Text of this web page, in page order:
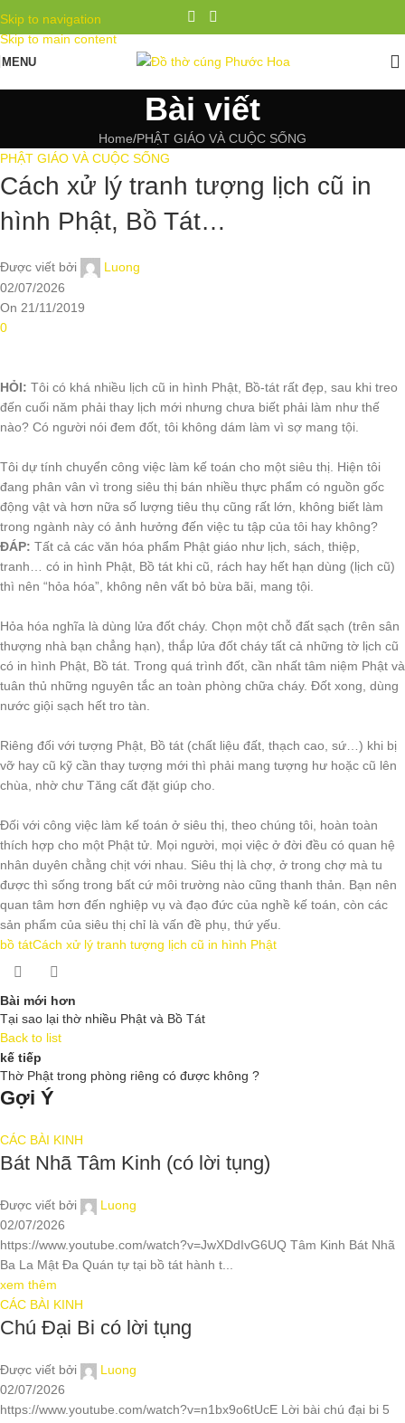
Skip to navigation
Skip to main content
MENU
Bài viết
Home PHẬT GIÁO VÀ CUỘC SỐNG
PHẬT GIÁO VÀ CUỘC SỐNG
Cách xử lý tranh tượng lịch cũ in
hình Phật, Bồ Tát…
Được viết bởi
Luong
02/07/2026
On 21/11/2019
0
HỎI: Tôi có khá nhiều lịch cũ in hình Phật, Bồ-tát rất đẹp, sau khi treo
đến cuối năm phải thay lịch mới nhưng chưa biết phải làm như thế
nào? Có người nói đem đốt, tôi không dám làm vì sợ mang tội.
Tôi dự tính chuyển công việc làm kế toán cho một siêu thị. Hiện tôi
đang phân vân vì trong siêu thị bán nhiều thực phẩm có nguồn gốc
động vật và hơn nữa số lượng tiêu thụ cũng rất lớn, không biết làm
trong ngành này có ảnh hưởng đến việc tu tập của tôi hay không?
ĐÁP: Tất cả các văn hóa phẩm Phật giáo như lịch, sách, thiệp,
tranh… có in hình Phật, Bồ tát khi cũ, rách hay hết hạn dùng (lịch cũ)
thì nên “hỏa hóa”, không nên vất bỏ bừa bãi, mang tội.
Hỏa hóa nghĩa là dùng lửa đốt cháy. Chọn một chỗ đất sạch (trên sân
thượng nhà bạn chẳng hạn), thắp lửa đốt cháy tất cả những tờ lịch cũ
có in hình Phật, Bồ tát. Trong quá trình đốt, cần nhất tâm niệm Phật và
tuân thủ những nguyên tắc an toàn phòng chữa cháy. Đốt xong, dùng
nước giội sạch hết tro tàn.
Riêng đối với tượng Phật, Bồ tát (chất liệu đất, thạch cao, sứ…) khi bị
vỡ hay cũ kỹ cần thay tượng mới thì phải mang tượng hư hoặc cũ lên
chùa, nhờ chư Tăng cất đặt giúp cho.
Đối với công việc làm kế toán ở siêu thị, theo chúng tôi, hoàn toàn
thích hợp cho một Phật tử. Mọi người, mọi việc ở đời đều có quan hệ
nhân duyên chằng chịt với nhau. Siêu thị là chợ, ở trong chợ mà tu
được thì sống trong bất cứ môi trường nào cũng thanh thản. Bạn nên
quan tâm hơn đến nghiệp vụ và đạo đức của nghề kế toán, còn các
sản phẩm của siêu thị chỉ là vấn đề phụ, thứ yếu.
bồ tátCách xử lý tranh tượng lịch cũ in hình Phật
Bài mới hơn
Tại sao lại thờ nhiều Phật và Bồ Tát
Back to list
kế tiếp
Thờ Phật trong phòng riêng có được không ?
Gợi Ý
CÁC BÀI KINH
Bát Nhã Tâm Kinh (có lời tụng)
Được viết bởi
Luong
02/07/2026
https://www.youtube.com/watch?v=JwXDdIvG6UQ Tâm Kinh Bát Nhã
Ba La Mật Đa Quán tự tại bồ tát hành t...
xem thêm
CÁC BÀI KINH
Chú Đại Bi có lời tụng
Được viết bởi
Luong
02/07/2026
https://www.youtube.com/watch?v=n1bx9o6tUcE Lời bài chú đại bi 5